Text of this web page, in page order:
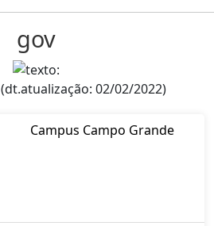
gov
(dt.atualização: 02/02/2022)
Campus Campo Grande